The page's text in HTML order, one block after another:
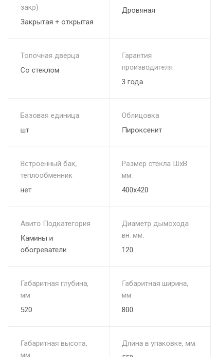
закр)
Закрытая + открытая
Дровяная
Топочная дверца
Со стеклом
Гарантия
производителя
3 года
Базовая единица
шт
Облицовка
Пироксенит
Встроенный бак,
теплообменник
нет
Размер стекла ШхВ
мм.
400х420
Авито Подкатегория
Камины и
обогреватели
Диаметр дымохода
вн. мм.
120
Габаритная глубина,
мм
520
Габаритная ширина,
мм
800
Габаритная высота,
мм
Длина в упаковке, мм.